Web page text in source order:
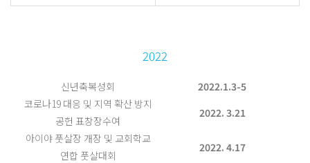
2022
신년축복성회
2022.1.3-5
코로나19 대응 및 지역 확산 방지
공헌 표창장수여
2022. 3.21
아이야 풋살장 개장 및 교회학교
연합 풋살대회
2022. 4.17